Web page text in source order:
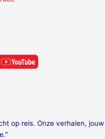
op reis. Onze verhalen, jouw